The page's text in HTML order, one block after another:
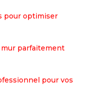
pour optimiser
mur parfaitement
pour vos